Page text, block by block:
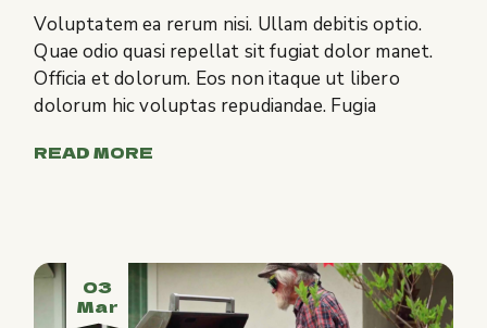
Voluptatem ea rerum nisi. Ullam debitis optio.
Quae odio quasi repellat sit fugiat dolor manet.
Officia et dolorum. Eos non itaque ut libero
dolorum hic voluptas repudiandae. Fugia
READ MORE
03
Mar